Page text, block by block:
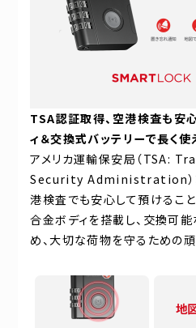
TSA認証取得、空港検査も安
ィ＆交換式バッテリーで長く使
アメリカ運輸保安局（TSA:
Security Administration）
港検査でも安心して預けること
合金ボディを搭載し、交換可
め、大切な荷物を守るための頑